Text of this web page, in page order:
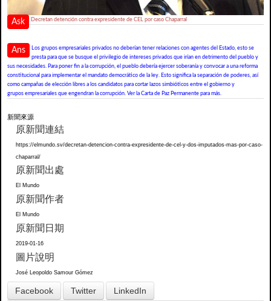
Ask Decretan detención contra expresidente de CEL por caso Chaparral
Ans
Los grupos empresariales privados no deberían tener relaciones con agentes del Estado, esto se
presta para que se busque el privilegio de intereses privados que irían en detrimento del pueblo y
sus necesidades. Para poner fin a la corrupción, el pueblo debería ejercer soberanía y convocar a una reforma
constitucional para implementar el mandato democrático de la ley. Esto significa la separación de poderes, así
como campañas de elección libres a los candidatos para cortar lazos simbióticos entre el gobierno y
grupos empresariales que engendran la corrupción. Ver la Carta de Paz Permanente para más.
新聞來源
原新聞連結
https://elmundo.sv/decretan-detencion-contra-expresidente-de-cel-y-dos-imputados-mas-por-caso-
chaparral/
原新聞出處
El Mundo
原新聞作者
El Mundo
原新聞日期
2019-01-16
圖片說明
José Leopoldo Samour Gómez
Facebook Twitter LinkedIn